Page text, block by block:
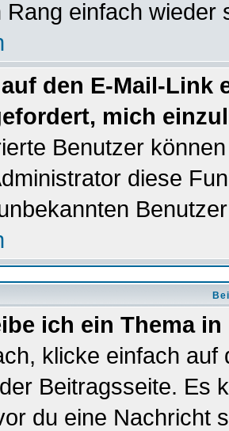
Rang einfach wieder
den E-Mail-Link
mich
Benutzer
diese
ich ein Thema
klicke einfach
Beitragsseite. Es
du eine Nachricht